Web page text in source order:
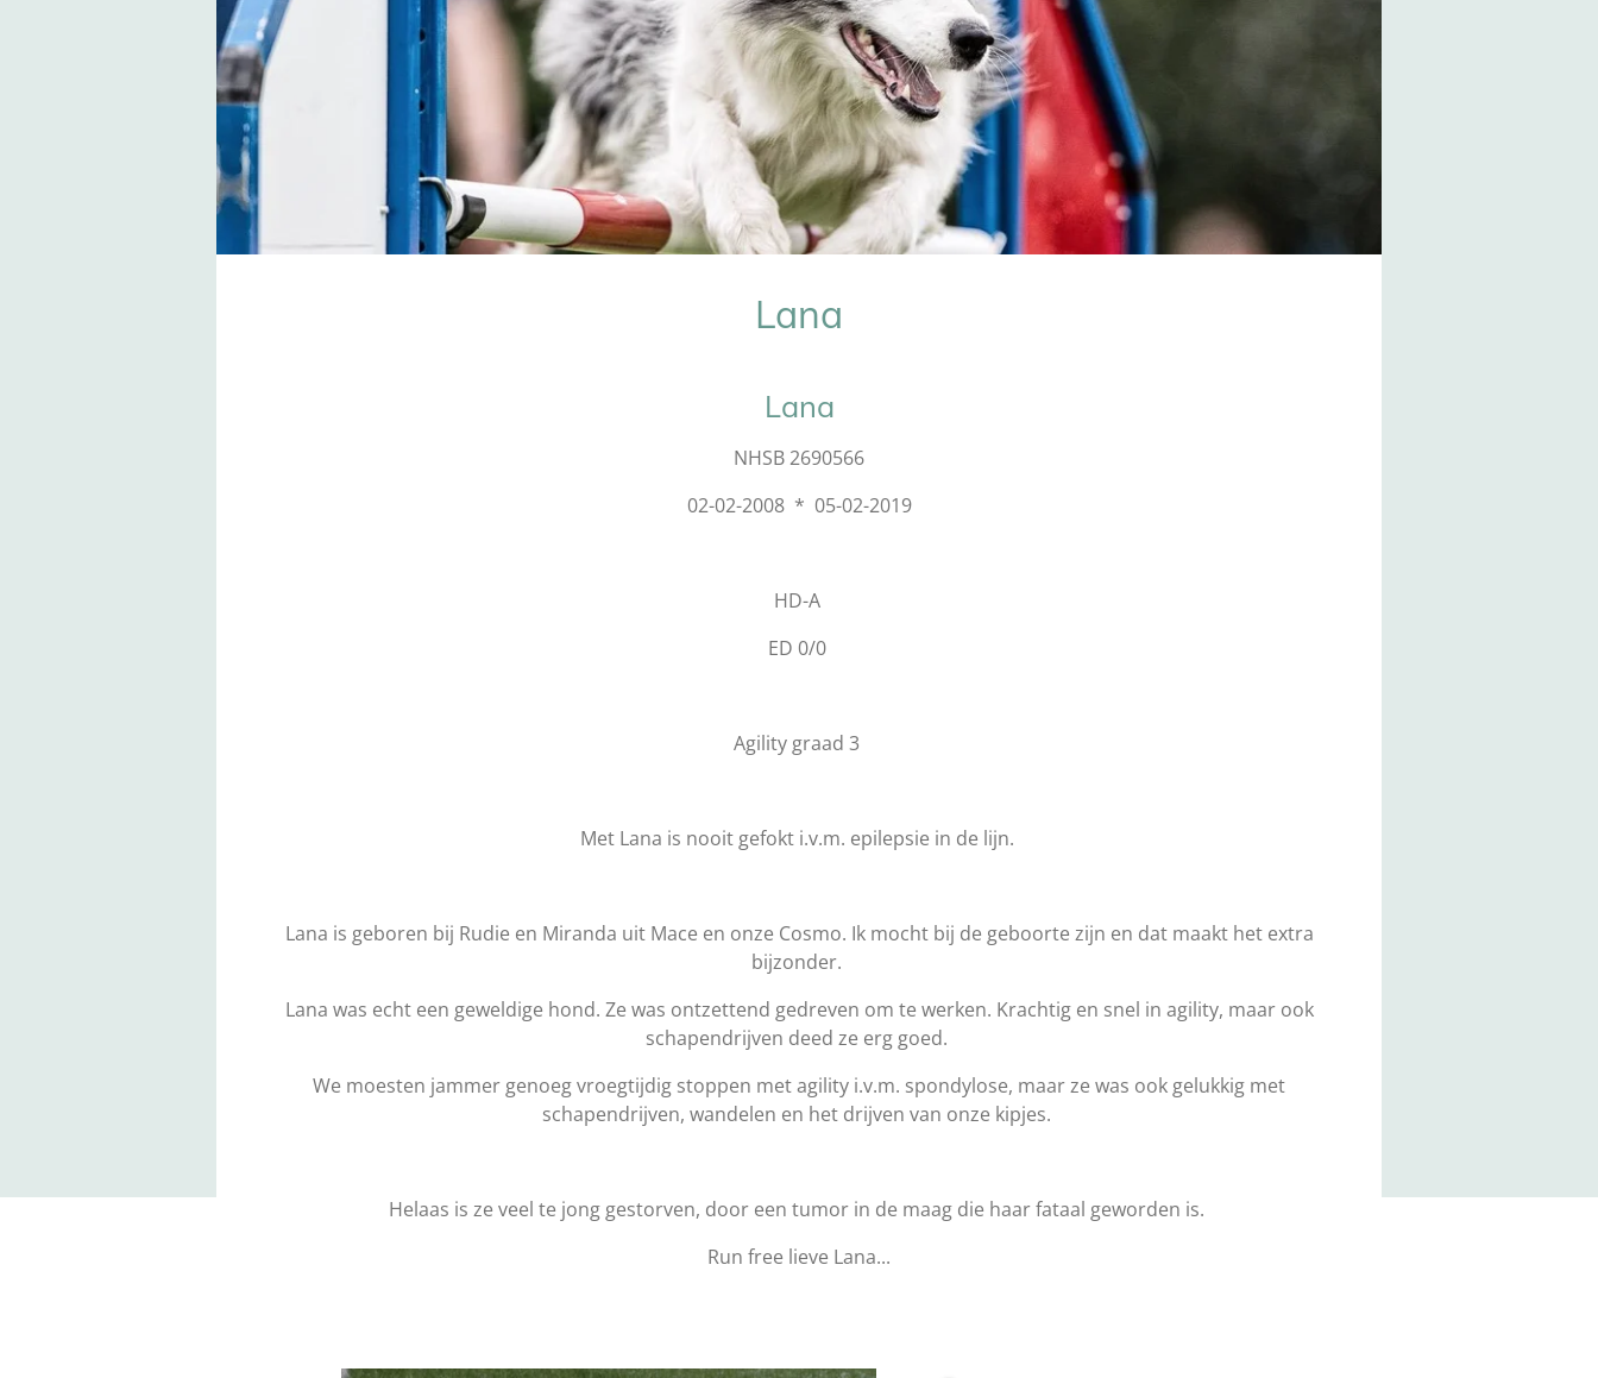
Lana
Lana
NHSB 2690566
02-02-2008 * 05-02-2019
HD-A
ED 0/0
Agility graad 3
Met Lana is nooit gefokt i.v.m. epilepsie in de lijn.
Lana is geboren bij Rudie en Miranda uit Mace en onze Cosmo. Ik mocht bij de geboorte zijn en dat maakt het extra
bijzonder.
Lana was echt een geweldige hond. Ze was ontzettend gedreven om te werken. Krachtig en snel in agility, maar ook
schapendrijven deed ze erg goed.
We moesten jammer genoeg vroegtijdig stoppen met agility i.v.m. spondylose, maar ze was ook gelukkig met
schapendrijven, wandelen en het drijven van onze kipjes.
Helaas is ze veel te jong gestorven, door een tumor in de maag die haar fataal geworden is.
Run free lieve Lana...